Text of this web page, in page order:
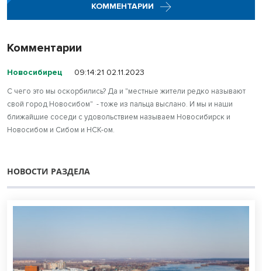
КОММЕНТАРИИ
Комментарии
Новосибирец 09:14:21 02.11.2023
С чего это мы оскорбились? Да и "местные жители редко называют
свой город Новосибом" - тоже из пальца выслано. И мы и наши
ближайшие соседи с удовольствием называем Новосибирск и
Новосибом и Сибом и НСК-ом.
НОВОСТИ РАЗДЕЛА